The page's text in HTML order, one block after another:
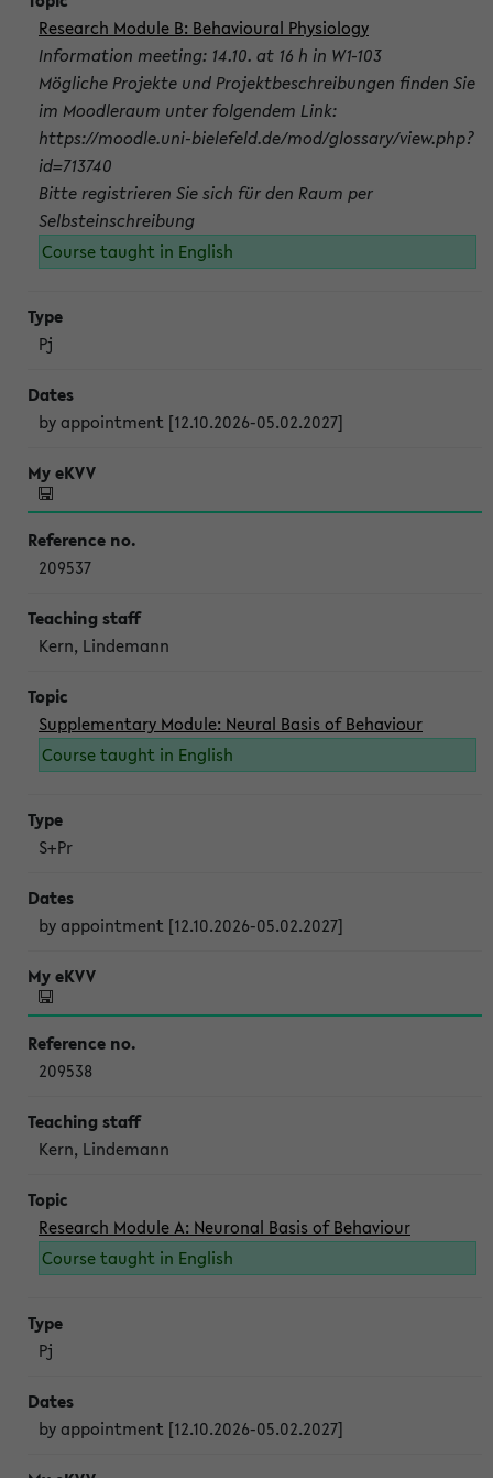
Research Module B: Behavioural Physiology
Information meeting: 14.10. at 16 h in W1-103
Mögliche Projekte und Projektbeschreibungen finden Sie
im Moodleraum unter folgendem Link:
https://moodle.uni-bielefeld.de/mod/glossary/view.php?
id=713740
Bitte registrieren Sie sich für den Raum per
Selbsteinschreibung
Course taught in English
Pj
by appointment [12.10.2026-05.02.2027]
209537
Kern, Lindemann
Supplementary Module: Neural Basis of Behaviour
Course taught in English
S+Pr
by appointment [12.10.2026-05.02.2027]
209538
Kern, Lindemann
Research Module A: Neuronal Basis of Behaviour
Course taught in English
Pj
by appointment [12.10.2026-05.02.2027]